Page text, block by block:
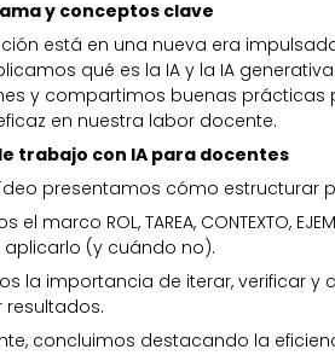
y conceptos clave
está en una nueva era
qué es la IA y la IA
y compartimos buenas prácticas
en nuestra labor docente.
trabajo con IA para docentes
presentamos cómo estructurar
el marco ROL, TAREA, CONTEXTO,
aplicarlo (y cuándo no).
la importancia de iterar, verificar
resultados.
concluimos destacando la